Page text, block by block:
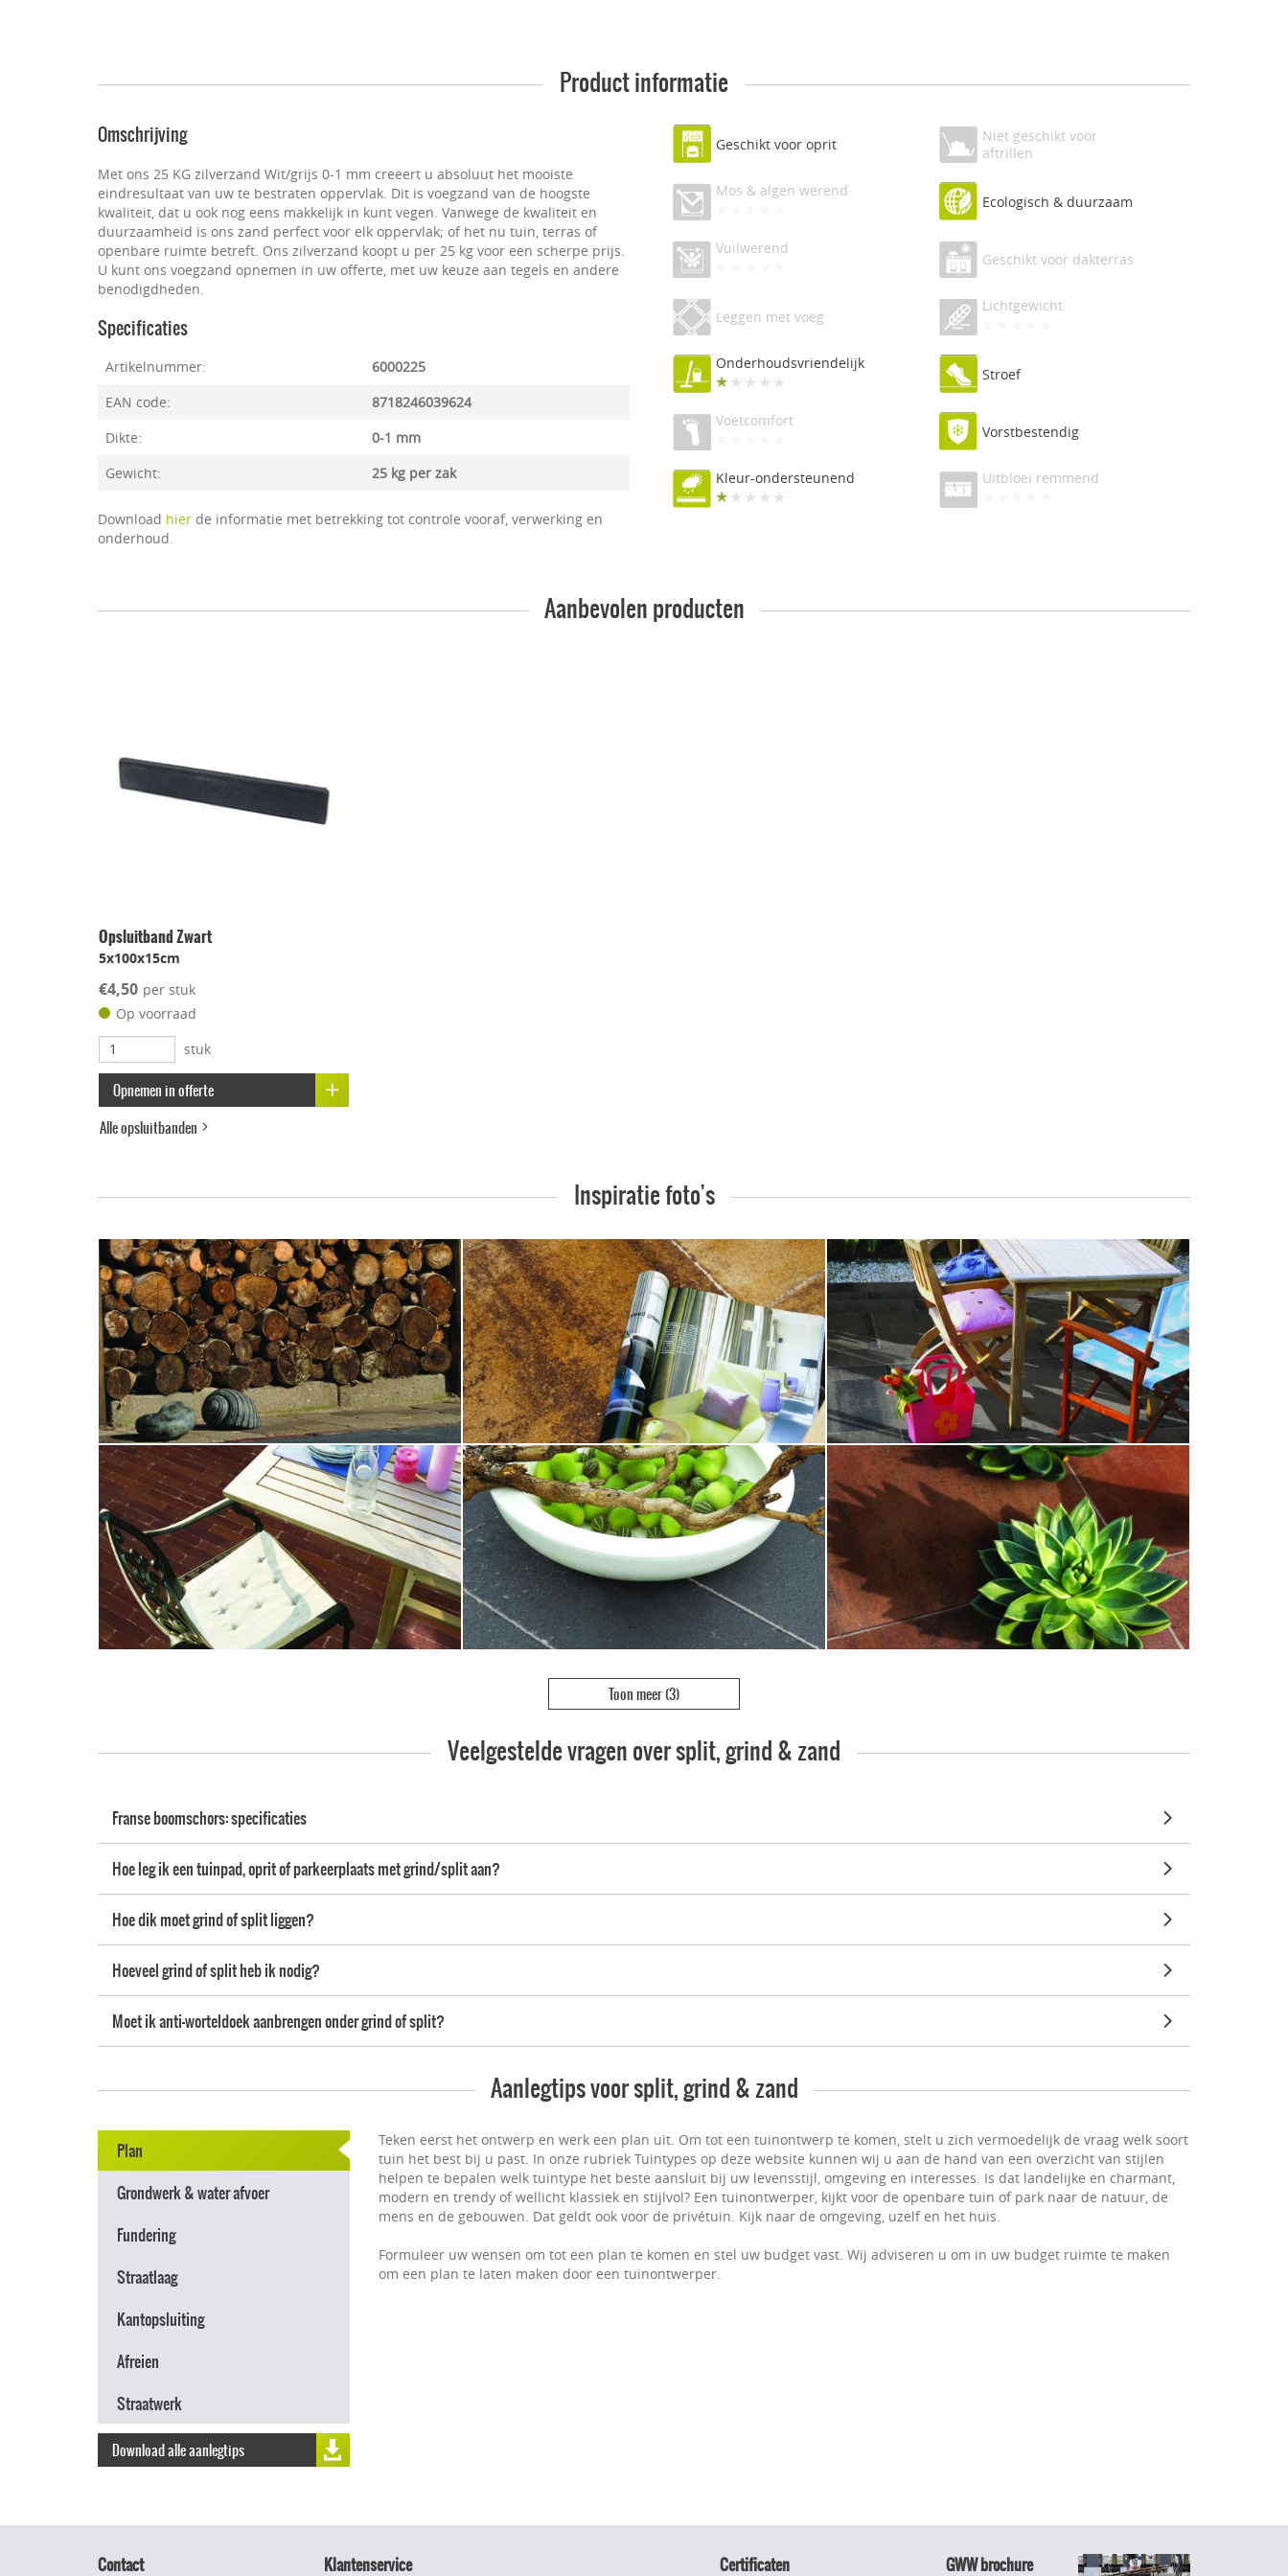
Product informatie
Omschrijving
Met ons 25 KG zilverzand Wit/grijs 0-1 mm creëert u absoluut het mooiste
eindresultaat van uw te bestraten oppervlak. Dit is voegzand van de hoogste
kwaliteit, dat u ook nog eens makkelijk in kunt vegen. Vanwege de kwaliteit en
duurzaamheid is ons zand perfect voor elk oppervlak; of het nu tuin, terras of
openbare ruimte betreft. Ons zilverzand koopt u per 25 kg voor een scherpe prijs.
U kunt ons voegzand opnemen in uw offerte, met uw keuze aan tegels en andere
benodigdheden.
Specificaties
Artikelnummer:
6000225
EAN code:
8718246039624
Dikte:
0-1 mm
Gewicht:
25 kg per zak
Download hier de informatie met betrekking tot controle vooraf, verwerking en
onderhoud.
Geschikt voor oprit
Niet geschikt voor
aftrillen
Mos & algen werend
Ecologisch & duurzaam
Vuilwerend
Geschikt voor dakterras
Leggen met voeg
Lichtgewicht
Onderhoudsvriendelijk
Stroef
Voetcomfort
Vorstbestendig
Kleur-ondersteunend Uitbloei remmend
Aanbevolen producten
Opsluitband Zwart
5x100x15cm
€4,50 per stuk
Op voorraad
stuk
Opnemen in offerte
Alle opsluitbanden
Inspiratie foto's
Toon meer(3)
Veelgestelde vragen over split, grind & zand
Franse boomschors: specificaties
Hoe leg ik een tuinpad, oprit of parkeerplaats met grind/split aan?
Hoe dik moet grind of split liggen?
Hoeveel grind of split heb ik nodig?
Moet ik anti-worteldoek aanbrengen onder grind of split?
Aanlegtips voor split, grind & zand
Plan
Grondwerk & water afvoer
Fundering
Straatlaag
Kantopsluiting
Afreien
Straatwerk
Download alle aanlegtips
Teken eerst het ontwerp en werk een plan uit. Om tot een tuinontwerp te komen, stelt u zich vermoedelijk de vraag welk soort
tuin het best bij u past. In onze rubriek Tuintypes op deze website kunnen wij u aan de hand van een overzicht van stijlen
helpen te bepalen welk tuintype het beste aansluit bij uw levensstijl, omgeving en interesses. Is dat landelijke en charmant,
modern en trendy of wellicht klassiek en stijlvol? Een tuinontwerper, kijkt voor de openbare tuin of park naar de natuur, de
mens en de gebouwen. Dat geldt ook voor de privétuin. Kijk naar de omgeving, uzelf en het huis.
Formuleer uw wensen om tot een plan te komen en stel uw budget vast. Wij adviseren u om in uw budget ruimte te maken
om een plan te laten maken door een tuinontwerper.
Contact Klantenservice Certificaten GWW brochure